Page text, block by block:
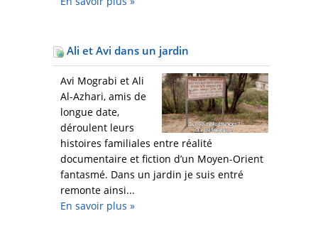
Ali et Avi dans un jardin
Avi Mograbi et Ali
Al-Azhari, amis de
longue date,
déroulent leurs
histoires familiales entre réalité
documentaire et fiction d’un Moyen-Orient
fantasmé. Dans un jardin je suis entré
remonte ainsi...
En savoir plus »